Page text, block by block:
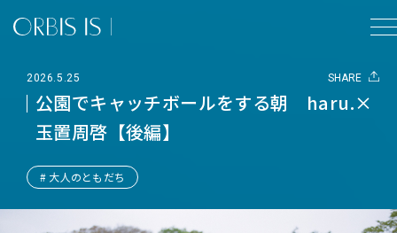
2026.5.25 SHARE
公園でキャッチボールをする朝 haru.×
玉置周啓【後編】
# 大人のともだち